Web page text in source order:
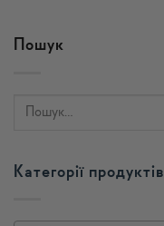
Пошук
Категорії продуктів